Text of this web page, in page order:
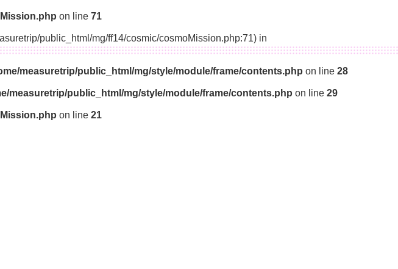
on line 71
public_html/mg/ff14/cosmic/cosmoMission.php:71) in
measuretrip/public_html/mg/style/module/frame/contents.php on line 28
measuretrip/public_html/mg/style/module/frame/contents.php on line 29
on line 21